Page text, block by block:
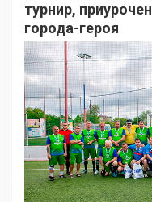
турнир,
города-героя